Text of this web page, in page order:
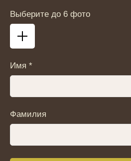
Выберите до 6 фото
Имя *
Фамилия